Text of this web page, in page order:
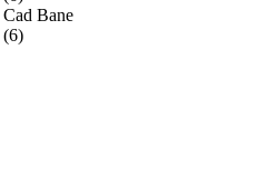
Cad Bane
(6)